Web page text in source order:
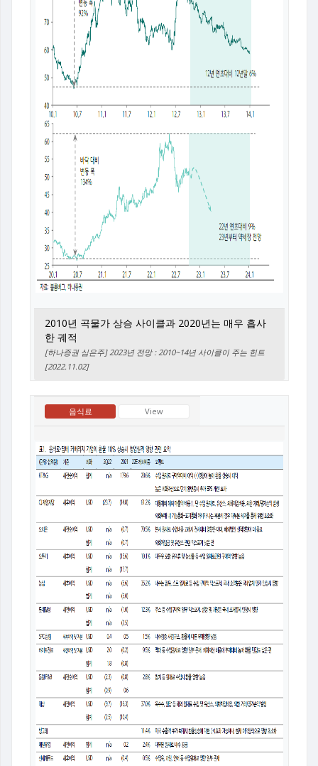
2010년 곡물가 상승 사이클과 2020년는 매우 흡사
한 궤적
[하나증권 심은주] 2023년 전망 : 2010~14년 사이클이 주는 힌트
[2022.11.02]
음식료 View